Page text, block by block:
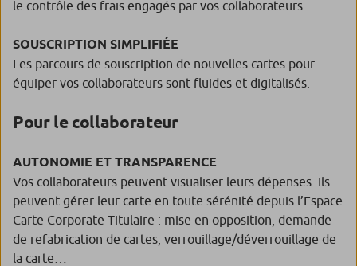
le contrôle des frais engagés par vos collaborateurs.
SOUSCRIPTION SIMPLIFIÉE
Les parcours de souscription de nouvelles cartes pour
équiper vos collaborateurs sont fluides et digitalisés.
Pour le collaborateur
AUTONOMIE ET TRANSPARENCE
Vos collaborateurs peuvent visualiser leurs dépenses. Ils
peuvent gérer leur carte en toute sérénité depuis l’Espace
Carte Corporate Titulaire : mise en opposition, demande
de refabrication de cartes, verrouillage/déverrouillage de
la carte…